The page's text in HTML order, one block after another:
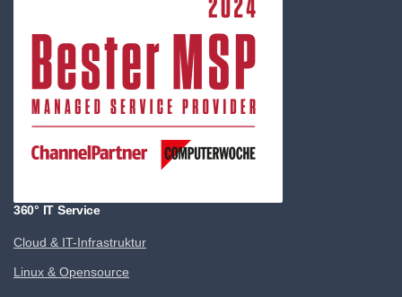
360° IT Service
Cloud & IT-Infrastruktur
Linux & Opensource